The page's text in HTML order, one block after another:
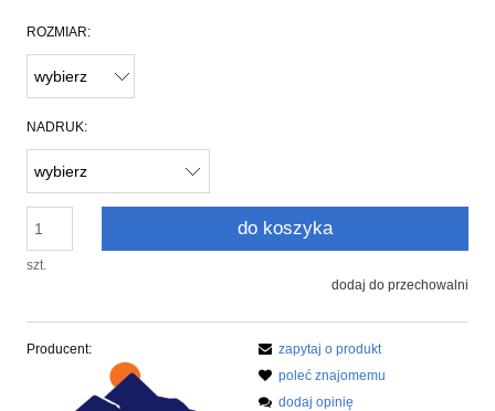
ROZMIAR:
NADRUK:
szt.
do koszyka
dodaj do przechowalni
Producent:
zapytaj o produkt
poleć znajomemu
dodaj opinię